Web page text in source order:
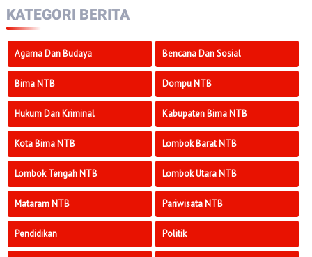
KATEGORI BERITA
Agama Dan Budaya Bencana Dan Sosial
Bima NTB Dompu NTB
Hukum Dan Kriminal Kabupaten Bima NTB
Kota Bima NTB Lombok Barat NTB
Lombok Tengah NTB Lombok Utara NTB
Mataram NTB Pariwisata NTB
Pendidikan Politik